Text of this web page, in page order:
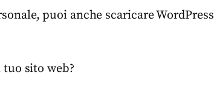
puoi anche scaricare WordPress
tuo sito web?